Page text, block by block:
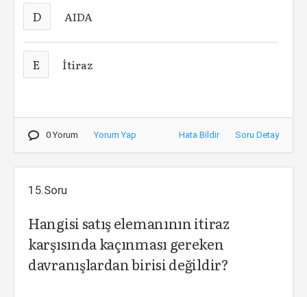
D AIDA
E İtiraz
0 Yorum Yorum Yap Hata Bildir Soru Detay
15.Soru
Hangisi satış elemanının itiraz
karşısında kaçınması gereken
davranışlardan birisi değildir?